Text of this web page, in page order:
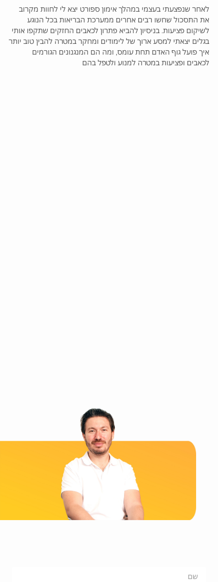
לאחר שנפצעתי בעצמי במהלך אימון ספורט יצא לי לחוות מקרוב
את התסכול שחשו רבים אחרים ממערכת הבריאות בכל הנוגע
לשיקום פציעות. בניסיון להביא פתרון לכאבים החזקים שתקפו אותי
בגלים יצאתי למסע ארוך של לימודים ומחקר במטרה להבין טוב יותר
איך פועל גוף האדם תחת עומס, ומה הם המנגנונים הגורמים
לכאבים ופציעות במטרה למנוע ולטפל בהם